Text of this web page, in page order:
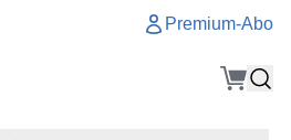
Premium-Abo